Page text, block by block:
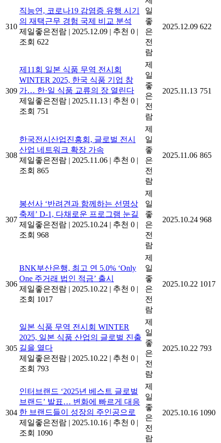
310
직능연, 코로나19 감염증 유행 시기
의 재택근무 경험 국제 비교 분석
제일좋은전람 | 2025.12.09 | 추천 0 |
조회 622
일
좋
은
전
람
2025.12.09 622
309
제11회 일본 식품 무역 전시회
WINTER 2025, 한국 식품 기업 참
가… 한·일 식품 교류의 장 열린다
제일좋은전람 | 2025.11.13 | 추천 0 |
조회 751
제
일
좋
은
전
람
2025.11.13 751
308
한국전시산업진흥회, 글로벌 전시
산업 네트워크 확장 가속
제일좋은전람 | 2025.11.06 | 추천 0 |
조회 865
제
일
좋
은
전
람
2025.11.06 865
307
봉선사 ‘반려견과 함께하는 선명상
축제’ D-1, 다채로운 프로그램 눈길
제일좋은전람 | 2025.10.24 | 추천 0 |
조회 968
제
일
좋
은
전
람
2025.10.24 968
306
BNK부산은행, 최고 연 5.0% ‘Only
One 주거래 법인 적금’ 출시
제일좋은전람 | 2025.10.22 | 추천 0 |
조회 1017
제
일
좋
은
전
람
2025.10.22 1017
305
일본 식품 무역 전시회 WINTER
2025, 일본 식품 산업의 글로벌 진출
길을 열다
제일좋은전람 | 2025.10.22 | 추천 0 |
조회 793
제
일
좋
은
전
람
2025.10.22 793
304
인터브랜드 ‘2025년 베스트 글로벌
브랜드’ 발표… 변화에 빠르게 대응
한 브랜드들이 성장의 주인공으로
제일좋은전람 | 2025.10.16 | 추천 0 |
조회 1090
제
일
좋
은
전
람
2025.10.16 1090